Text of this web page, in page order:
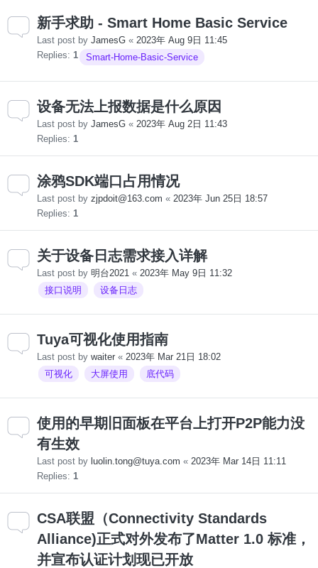
新手求助 - Smart Home Basic Service
Last post by JamesG « 2023年 Aug 9日 11:45
Replies: 1 Smart-Home-Basic-Service
设备无法上报数据是什么原因
Last post by JamesG « 2023年 Aug 2日 11:43
Replies: 1
涂鸦SDK端口占用情况
Last post by zjpdoit@163.com « 2023年 Jun 25日 18:57
Replies: 1
关于设备日志需求接入详解
Last post by 明台2021 « 2023年 May 9日 11:32
接口说明
设备日志
Tuya可视化使用指南
Last post by waiter « 2023年 Mar 21日 18:02
可视化
大屏使用 底代码
使用的早期旧面板在平台上打开P2P能力没
有生效
Last post by luolin.tong@tuya.com « 2023年 Mar 14日 11:11
Replies: 1
CSA联盟（Connectivity Standards
Alliance)正式对外发布了Matter 1.0 标准，
并宣布认证计划现已开放